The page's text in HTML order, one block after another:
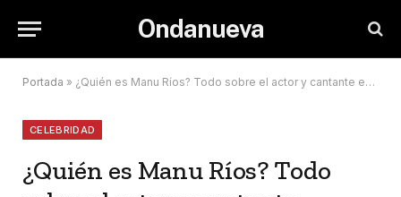
Ondanueva
Portada » ¿Quién es Manu Ríos? Todo sobre el actor y cantante español
CELEBRIDAD
¿Quién es Manu Ríos? Todo